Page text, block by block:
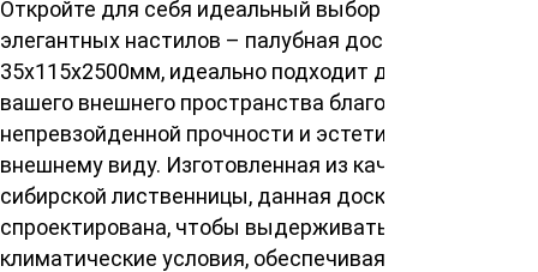
Откройте для себя идеальный выбор для создания
элегантных настилов – палубная доска сорт АВ
35х115х2500мм, идеально подходит для украшения
вашего внешнего пространства благодаря своей
непревзойденной прочности и эстетическому
внешнему виду. Изготовленная из качественной
сибирской лиственницы, данная доска
спроектирована, чтобы выдерживать жесткие
климатические условия, обеспечивая